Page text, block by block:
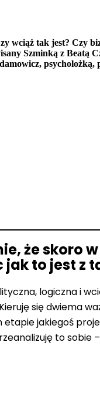
wciąż tak jest? Czy
Szminką z
że skoro
jak to jest z
logiczna i
się dwiema
jakiegoś
to sobie